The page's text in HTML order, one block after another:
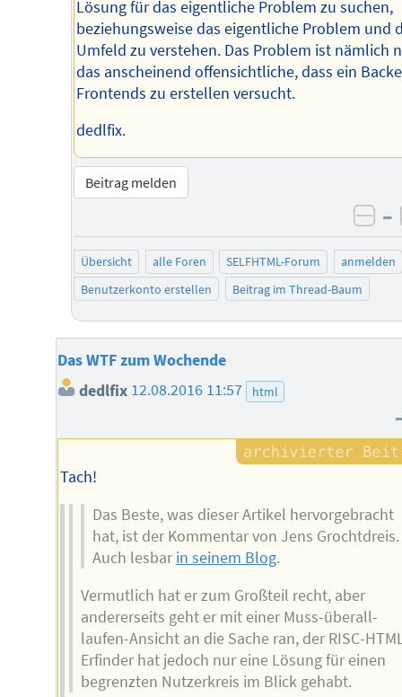
Lösung für das eigentliche Problem zu suchen,
beziehungsweise das eigentliche Problem und
Umfeld zu verstehen. Das Problem ist nämlich
das anscheinend offensichtliche, dass ein
Frontends zu erstellen versucht.
dedlfix.
Beitrag melden
–
Übersicht alle Foren SELFHTML-Forum
anmelden
Benutzerkonto erstellen
Beitrag im Thread-Baum
Das WTF zum Wochende
dedlfix 12.08.2016 11:57 html
Tach!
Das Beste, was dieser Artikel hervorgebracht
hat, ist der Kommentar von Jens Grochtdreis.
Auch lesbar in seinem Blog.
Vermutlich hat er zum Großteil recht, aber
andererseits geht er mit einer Muss-überall-
laufen-Ansicht an die Sache ran, der RISC-
Erfinder hat jedoch nur eine Lösung für einen
begrenzten Nutzerkreis im Blick gehabt.